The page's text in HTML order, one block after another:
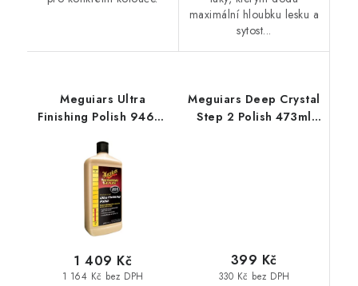
maximální hloubku lesku a
sytost...
Meguiars Ultra
Finishing Polish 946ml
1 164 Kč bez DPH
1 409 Kč
Meguiars Deep Crystal
Step 2 Polish 473ml
330 Kč bez DPH
399 Kč